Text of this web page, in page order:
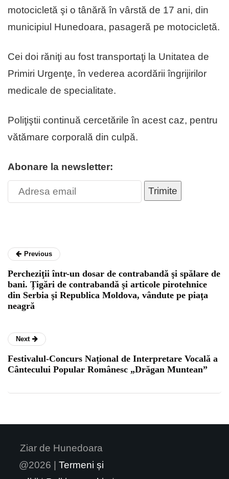
motocicletă şi o tânără în vârstă de 17 ani, din
municipiul Hunedoara, pasageră pe motocicletă.
Cei doi răniţi au fost transportaţi la Unitatea de
Primiri Urgenţe, în vederea acordării îngrijirilor
medicale de specialitate.
Poliţiştii continuă cercetările în acest caz, pentru
vătămare corporală din culpă.
Abonare la newsletter:
Trimite
Previous
Percheziţii într-un dosar de contrabandă şi spălare de
bani. Țigări de contrabandă şi articole pirotehnice
din Serbia şi Republica Moldova, vândute pe piaţa
neagră
Next
Festivalul-Concurs Național de Interpretare Vocală a
Cântecului Popular Românesc „Drăgan Muntean”
Ziar de Hunedoara
@2026 | Termeni și